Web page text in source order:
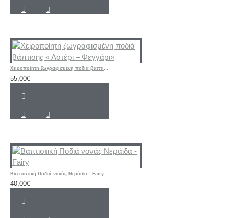
55,00€
Βαπτιστική Ποδιά νονάς Νεράιδα - Fairy
40,00€